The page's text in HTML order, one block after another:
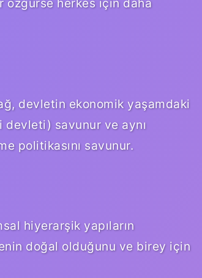
herkes için daha
devletin ekonomik yaşamdaki
savunur ve aynı
politikasını savunur.
hiyerarşik yapıların
doğal olduğunu ve birey için